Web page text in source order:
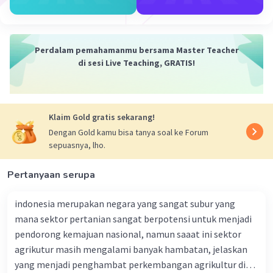
didistribusikan secara seragam di seluruh
tertentu tergantung pada faktor-faktor seperti
sosial, ekonomi, politik, dan sosial-budaya.
Dalam konteks ini, geografi mengamati
distribusi fenomena ini memengaruhi dan
dipengaruhi oleh kawasan geografisnya. Prinsip
persebaran wilayah ini memungkinkan kita
untuk menganalisis dan memahami variasi
regional, perkembangan, dan peluang yang hadir
Dalam geografi, beberapa jenis persebaran
wilayah dikenali, termasuk persebaran acak,
persebaran seragam, dan persebaran
terkonsentrasi.
Persebaran acak terjadi ketika fenomena
Perdalam pemahamanmu bersama Master Teacher
di sesi Live Teaching, GRATIS!
Klaim Gold gratis sekarang!
Dengan Gold kamu bisa tanya soal ke Forum
sepuasnya, lho.
Pertanyaan serupa
indonesia merupakan negara yang sangat subur yang
mana sektor pertanian sangat berpotensi untuk menjadi
pendorong kemajuan nasional, namun saaat ini sektor
agrikutur masih mengalami banyak hambatan, jelaskan
yang menjadi penghambat perkembangan agrikultur di